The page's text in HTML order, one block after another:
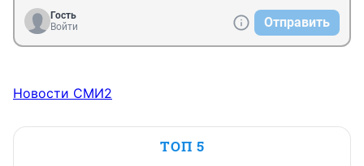
Гость
Войти
Отправить
Новости СМИ2
ТОП 5